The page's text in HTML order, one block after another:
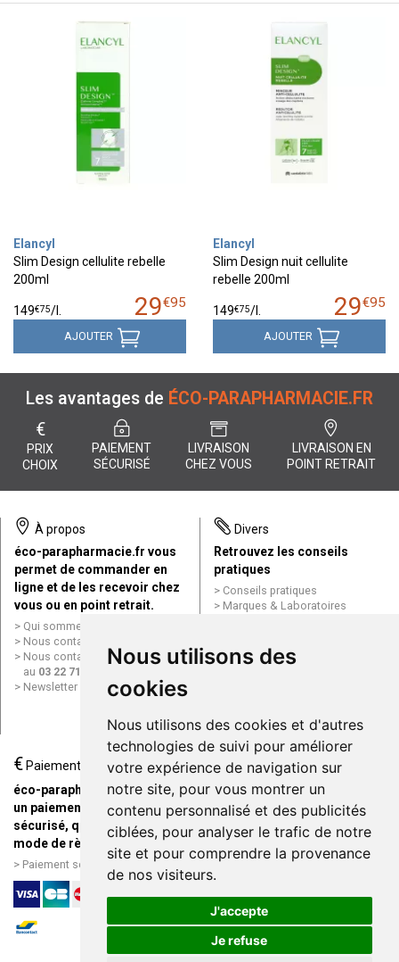
Nous utilisons des
cookies
Nous utilisons des cookies et d'autres
technologies de suivi pour améliorer
votre expérience de navigation sur
notre site, pour vous montrer un
contenu personnalisé et des publicités
ciblées, pour analyser le trafic de notre
site et pour comprendre la provenance
de nos visiteurs.
J'accepte
Je refuse
Elancyl
Slim Design cellulite rebelle
200ml
29€95
149€75/
AJOUTER
Elancyl
Slim Design nuit cellulite
rebelle 200ml
29€95
149€75/
AJOUTER
Les avantages de ÉCO-PARAPHARMACIE.FR
€
PRIX
CHOIX
PAIEMENT
SÉCURISÉ
LIVRAISON
CHEZ VOUS
LIVRAISON EN
POINT RETRAIT
À propos
éco-parapharmacie.fr vous
permet de commander en
ligne et de les recevoir chez
vous ou en point retrait.
Qui sommes nous ?
Nous contacter par e-mail
Nous contacter par téléphone
au 03 22 71 64 10
Newsletter
Divers
Retrouvez les conseils
pratiques
Conseils pratiques
Marques & Laboratoires
Mentions légales
Données personnelles
ligne
€ Paiement
éco-parapharmacie.fr offre
un paiement entièrement
sécurisé, quel que soit le
mode de règlement
Paiement sécurisé et simple
Livraison / Point retrait
Commandez en ligne et
recevez votre commande
rapidement chez vous ou en
point retrait
Livraison chez vous ou en